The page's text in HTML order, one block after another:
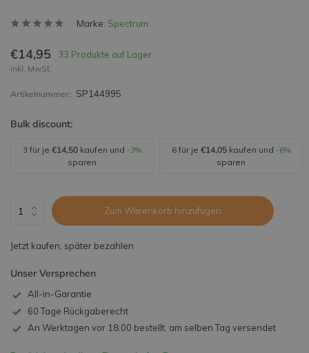
Marke: Spectrum
€14,95 33 Produkte auf Lager
inkl. MwSt.
Artikelnummer: SP144995
Bulk discount:
3 für je €14,50 kaufen und -3%
sparen
6 für je €14,05 kaufen und -6%
sparen
Zum Warenkorb hinzufügen
Jetzt kaufen, später bezahlen
Unser Versprechen
All-in-Garantie
60 Tage Rückgaberecht
An Werktagen vor 18:00 bestellt, am selben Tag versendet